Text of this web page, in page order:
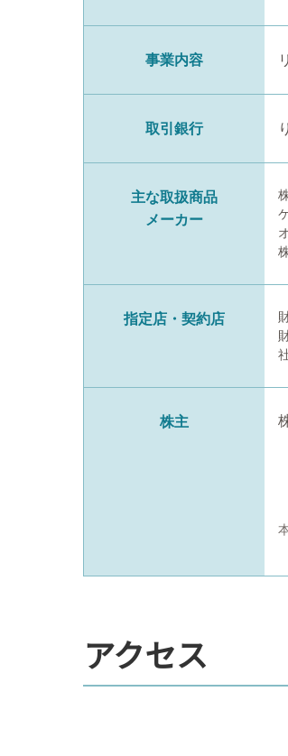
事業内容
取引銀行
主な取扱商品
メーカー
指定店・契約店
株主
アクセス